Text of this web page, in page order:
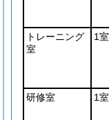
トレーニング
室
1室
研修室
1室